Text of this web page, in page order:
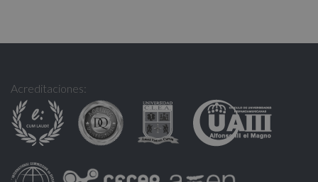
Acreditaciones: